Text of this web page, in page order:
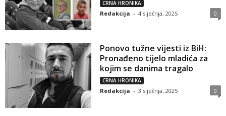
CRNA HRONIKA
Redakcija - 4 siječnja, 2025 0
Ponovo tužne vijesti iz BiH:
Pronađeno tijelo mladića za
kojim se danima tragalo
CRNA HRONIKA
Redakcija - 3 siječnja, 2025 0